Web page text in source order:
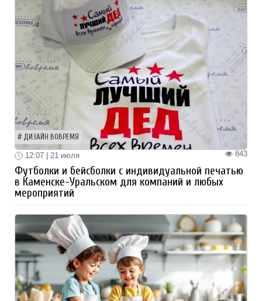
ДИЗАЙН ВОВРЕМЯ
843
12:07 | 21 июля
Футболки и бейсболки с индивидуальной печатью
в Каменске-Уральском для компаний и любых
мероприятий